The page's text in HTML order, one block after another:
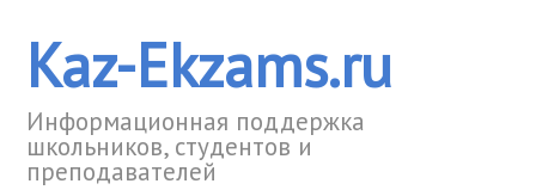
Kaz-Ekzams.ru
Информационная поддержка
школьников, студентов и
преподавателей